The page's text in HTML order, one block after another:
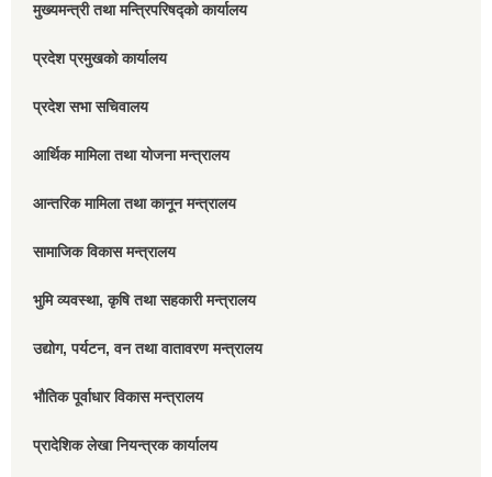
मुख्यमन्त्री तथा मन्त्रिपरिषद्को कार्यालय
प्रदेश प्रमुखको कार्यालय
प्रदेश सभा सचिवालय
आर्थिक मामिला तथा योजना मन्त्रालय
आन्तरिक मामिला तथा कानून मन्त्रालय
सामाजिक विकास मन्त्रालय
भुमि व्यवस्था, कृषि तथा सहकारी मन्त्रालय
उद्योग, पर्यटन, वन तथा वातावरण मन्त्रालय
भौतिक पूर्वाधार विकास मन्त्रालय
प्रादेशिक लेखा नियन्त्रक कार्यालय